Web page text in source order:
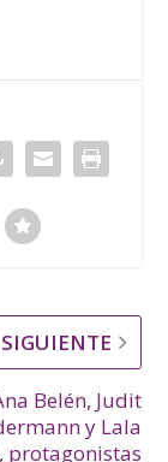
SIGUIENTE
Belén, Judit
y Lala
protagonistas